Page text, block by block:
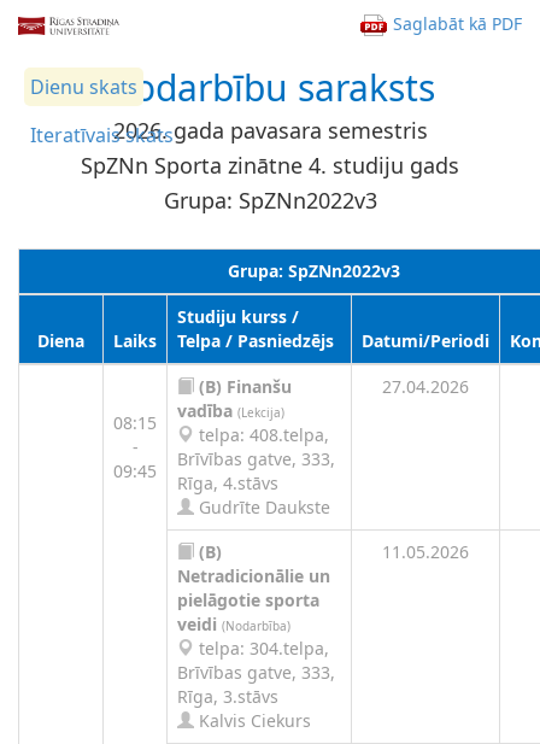
Saglabāt kā PDF
Dienu skats
Iteratīvais skats
Nodarbību saraksts
2026. gada pavasara semestris
SpZNn Sporta zinātne 4. studiju gads
Grupa: SpZNn2022v3
Grupa: SpZNn2022v3
Diena Laiks
Studiju kurss /
Telpa / Pasniedzējs
Datumi/Periodi
08:15
-
09:45
(B) Finanšu
vadība (Lekcija)
telpa: 408.telpa,
Brīvības gatve, 333,
Rīga, 4.stāvs
Gudrīte Daukste
27.04.2026
(B)
Netradicionālie un
pielāgotie sporta
veidi (Nodarbība)
telpa: 304.telpa,
Brīvības gatve, 333,
Rīga, 3.stāvs
Kalvis Ciekurs
11.05.2026